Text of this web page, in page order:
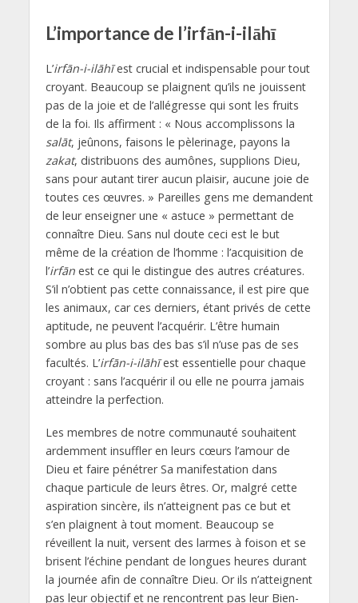
L’importance de l’irfān-i-ilāhī
L’irfān-i-ilāhīest crucial et indispensable pour tout
croyant. Beaucoup se plaignent qu’ils ne jouissent
pas de la joie et de l’allégresse qui sont les fruits
de la foi. Ils affirment : « Nous accomplissons la
salāt, jeûnons, faisons le pèlerinage, payons la
zakat, distribuons des aumônes, supplions Dieu,
sans pour autant tirer aucun plaisir, aucune joie de
toutes ces œuvres. » Pareilles gens me demandent
de leur enseigner une « astuce » permettant de
connaître Dieu. Sans nul doute ceci est le but
même de la création de l’homme : l’acquisition de
l’irfānest ce qui le distingue des autres créatures.
S’il n’obtient pas cette connaissance, il est pire que
les animaux, car ces derniers, étant privés de cette
aptitude, ne peuvent l’acquérir. L’être humain
sombre au plus bas des bas s’il n’use pas de ses
facultés. L’irfān-i-ilāhīest essentielle pour chaque
croyant : sans l’acquérir il ou elle ne pourra jamais
atteindre la perfection.
Les membres de notre communauté souhaitent
ardemment insuffler en leurs cœurs l’amour de
Dieu et faire pénétrer Sa manifestation dans
chaque particule de leurs êtres. Or, malgré cette
aspiration sincère, ils n’atteignent pas ce but et
s’en plaignent à tout moment. Beaucoup se
réveillent la nuit, versent des larmes à foison et se
brisent l’échine pendant de longues heures durant
la journée afin de connaître Dieu. Or ils n’atteignent
pas leur objectif et ne rencontrent pas leur Bien-